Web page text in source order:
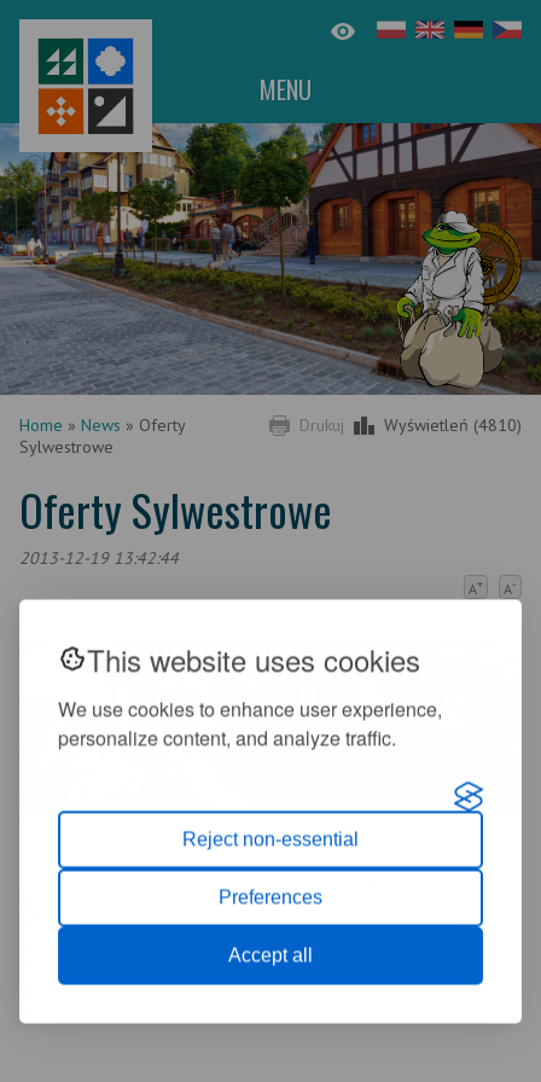
This website uses cookies
We use cookies to enhance user experience,
personalize content, and analyze traffic.
Reject non-essential
Preferences
Accept all
MENU
Drukuj Wyświetleń (4810)
Home » News » Oferty
Sylwestrowe
Oferty Sylwestrowe
2013-12-19 13:42:44
A+ A-
zapraszamy do zapoznania się z ofertami sylwestrowymi: